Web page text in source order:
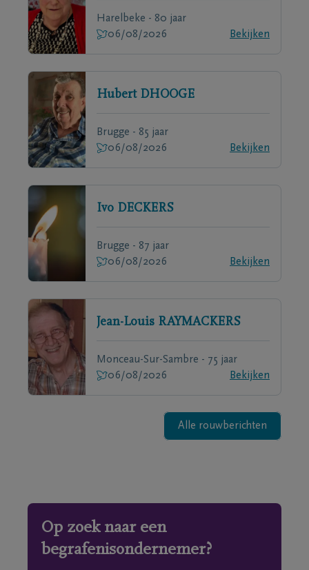
Harelbeke - 80 jaar
06/08/2026
Bekijken
Hubert DHOOGE
Brugge - 85 jaar
06/08/2026
Bekijken
Ivo DECKERS
Brugge - 87 jaar
06/08/2026
Bekijken
Jean-Louis RAYMACKERS
Monceau-Sur-Sambre - 75 jaar
06/08/2026
Bekijken
Alle rouwberichten
Op zoek naar een
begrafenisondernemer?